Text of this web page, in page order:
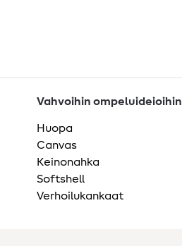
Vahvoihin ompeluideioihin
Huopa
Canvas
Keinonahka
Softshell
Verhoilukankaat